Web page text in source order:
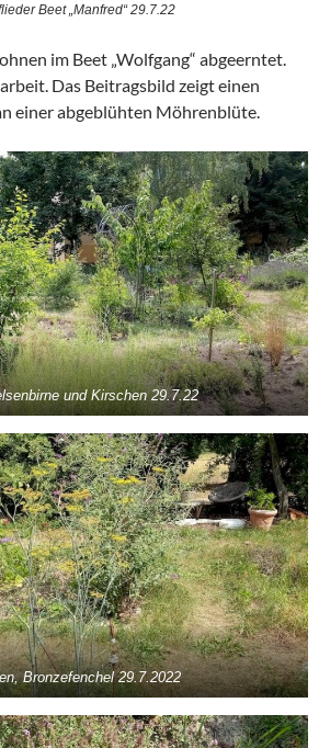
Beet „Manfred“ 29.7.22
im Beet „Wolfgang“ abgeerntet.
Das Beitragsbild zeigt einen
einer abgeblühten Möhrenblüte.
und Kirschen 29.7.22
Bronzefenchel 29.7.2022